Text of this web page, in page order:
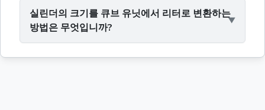
실린더의 크기를 큐브 유닛에서 리터로 변환하는
방법은 무엇입니까?